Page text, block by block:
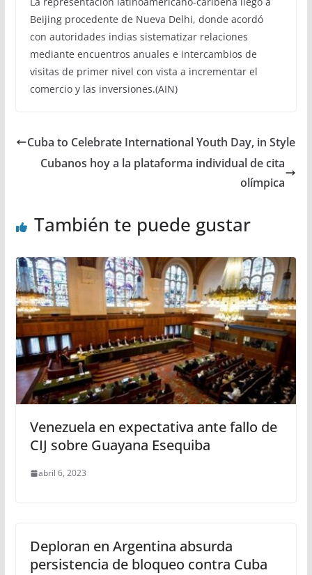
Beijing procedente de Nueva Delhi, donde acordó
con autoridades indias sistematizar relaciones
mediante encuentros anuales e intercambios de
visitas de primer nivel con vista a incrementar el
comercio y las inversiones.(AIN)
Cuba to Celebrate International Youth Day, in Style
Cubanos hoy a la plataforma individual de cita
olímpica
También te puede gustar
Venezuela en expectativa ante fallo de
CIJ sobre Guayana Esequiba
abril 6, 2023
Deploran en Argentina absurda
persistencia de bloqueo contra Cuba